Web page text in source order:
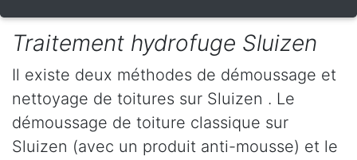
Traitement hydrofuge Sluizen
Il existe deux méthodes de démoussage et
nettoyage de toitures sur Sluizen . Le
démoussage de toiture classique sur
Sluizen (avec un produit anti-mousse) et le